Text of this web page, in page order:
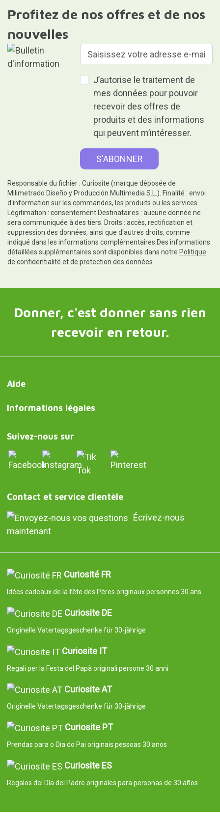
Profitez de nos offres et de nos
nouvelles
J’autorise le traitement de
mes données pour pouvoir
recevoir des offres de
produits et des informations
qui peuvent m’intéresser.
Responsable du fichier : Curiosite (marque déposée de
Milimetrado Diseño y Producción Multimedia S.L.). Finalité : envoi
d'information sur les commandes, les produits ou les services.
Légitimation : consentement.Destinataires : aucune donnée ne
sera communiquée à des tiers. Droits : accès, rectification et
suppression des données, ainsi que d'autres droits, comme
indiqué dans les informations complémentaires.Des informations
détaillées supplémentaires sont disponibles dans notre Politique
de confidentialité et de protection des données
Donner, c'est donner sans rien
recevoir en retour.
Aide
Informations légales
Suivez-nous sur
Contact et service clientèle
Écrivez-nous
maintenant
Curiosité FR
Idées cadeaux de la fête des Pères originaux personnes 30 ans
Curiosite DE
Originelle Vatertagsgeschenke für 30-jährige
Curiosite IT
Regali per la Festa del Papà originali persone 30 anni
Curiosite AT
Originelle Vatertagsgeschenke für 30-jährige
Curiosite PT
Prendas para o Dia do Pai originais pessoas 30 anos
Curiosite ES
Regalos del Día del Padre originales para personas de 30 años